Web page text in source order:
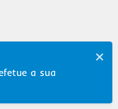
a sua